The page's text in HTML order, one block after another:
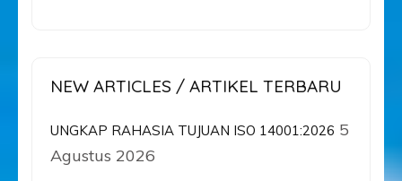
NEW ARTICLES / ARTIKEL TERBARU
UNGKAP RAHASIA TUJUAN ISO 14001:2026 5
Agustus 2026